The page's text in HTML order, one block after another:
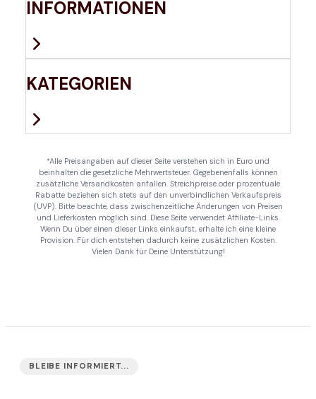
INFORMATIONEN
KATEGORIEN
*Alle Preisangaben auf dieser Seite verstehen sich in Euro und
beinhalten die gesetzliche Mehrwertsteuer. Gegebenenfalls können
zusätzliche Versandkosten anfallen. Streichpreise oder prozentuale
Rabatte beziehen sich stets auf den unverbindlichen Verkaufspreis
(UVP). Bitte beachte, dass zwischenzeitliche Änderungen von Preisen
und Lieferkosten möglich sind. Diese Seite verwendet Affiliate-Links.
Wenn Du über einen dieser Links einkaufst, erhalte ich eine kleine
Provision. Für dich entstehen dadurch keine zusätzlichen Kosten.
Vielen Dank für Deine Unterstützung!
BLEIBE INFORMIERT...